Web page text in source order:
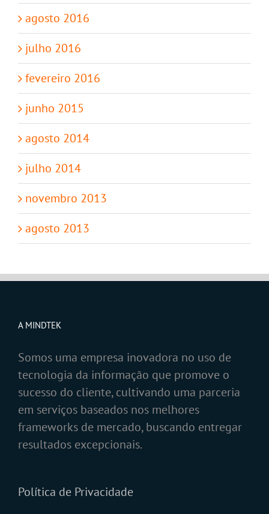
agosto 2016
julho 2016
fevereiro 2016
junho 2015
agosto 2014
julho 2014
novembro 2013
agosto 2013
A MINDTEK
Somos uma empresa inovadora no uso de
tecnologia da informação que promove o
sucesso do cliente, cultivando uma parceria
em serviços baseados nos melhores
frameworks de mercado, buscando entregar
resultados excepcionais.
Política de Privacidade